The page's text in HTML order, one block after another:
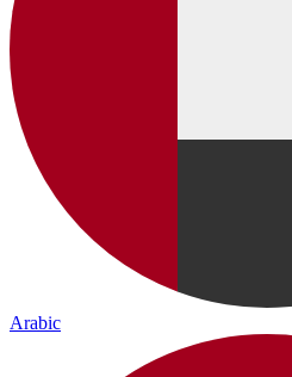
Arabic